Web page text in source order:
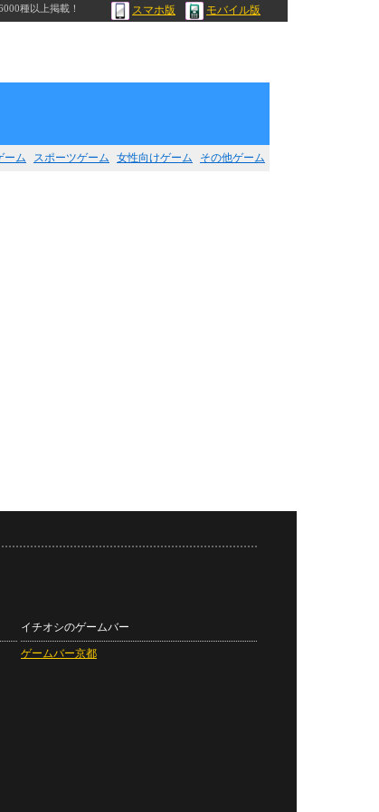
種以上掲載！ スマホ版 モバイル版
ーム スポーツゲーム 女性向けゲーム その他ゲーム
イチオシのゲームバー
ゲームバー京都